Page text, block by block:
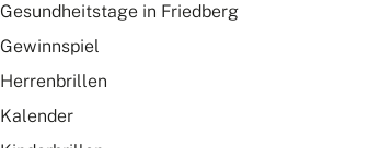
Gesundheitstage in Friedberg
Gewinnspiel
Herrenbrillen
Kalender